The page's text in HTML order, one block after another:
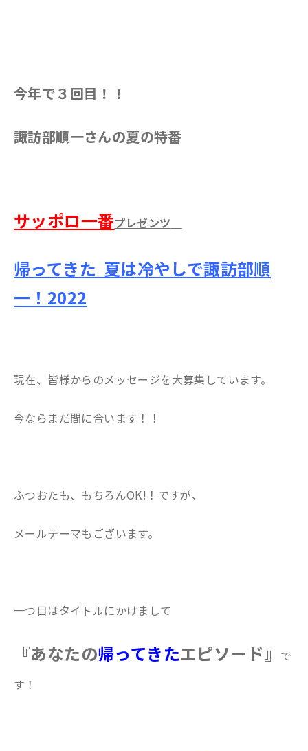
今年で３回目！！
諏訪部順一さんの夏の特番
サッポロ一番プレゼンツ
帰ってきた 夏は冷やしで諏訪部順
一！2022
現在、皆様からのメッセージを大募集しています。
今ならまだ間に合います！！
ふつおたも、もちろんOK!！ですが、
メールテーマもございます。
一つ目はタイトルにかけまして
『あなたの帰ってきたエピソード』
で
す！